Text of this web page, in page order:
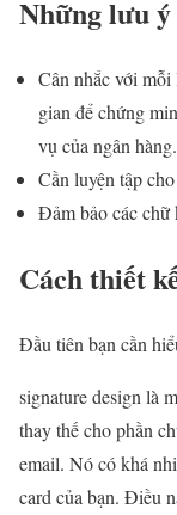
Những lưu
Cân nhắc với
gian để chứng
vụ của ngân hàng.
Cần luyện tập
Đảm bảo các chữ
Cách thiết
Đầu tiên bạn cần
signature design là
thay thế cho phần
email. Nó có khá
card của bạn. Điều